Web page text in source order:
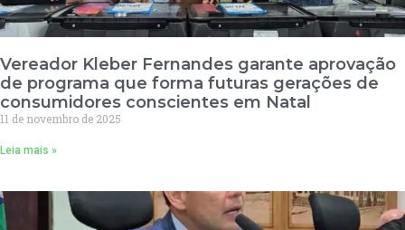
Vereador Kleber Fernandes garante aprovação
de programa que forma futuras gerações de
consumidores conscientes em Natal
11 de novembro de 2025
Leia mais »